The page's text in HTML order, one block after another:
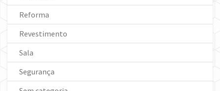
Reforma
Revestimento
Sala
Segurança